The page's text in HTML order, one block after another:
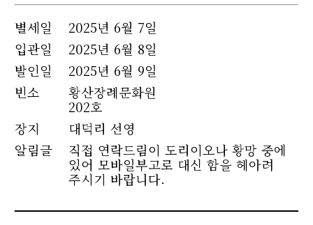
별세일
2025년 6월 7일
입관일
2025년 6월 8일
발인일
2025년 6월 9일
빈소
황산장례문화원
202호
장지
대덕리 선영
알림글
직접 연락드림이 도리이오나 황망 중에
있어 모바일부고로 대신 함을 헤아려
주시기 바랍니다.